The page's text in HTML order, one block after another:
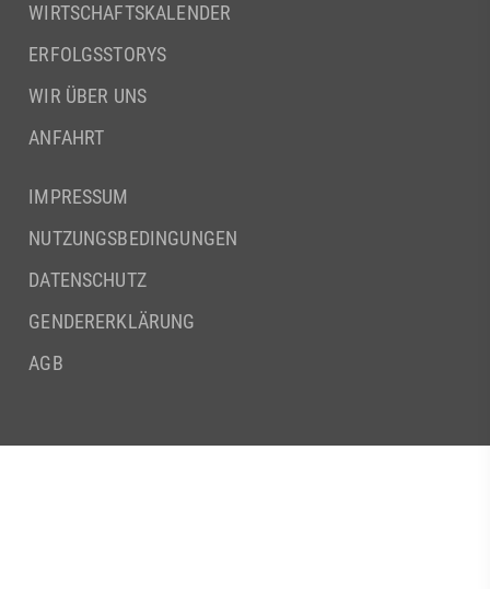
WIRTSCHAFTSKALENDER
ERFOLGSSTORYS
WIR ÜBER UNS
ANFAHRT
IMPRESSUM
NUTZUNGSBEDINGUNGEN
DATENSCHUTZ
GENDERERKLÄRUNG
AGB